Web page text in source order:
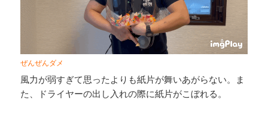
ぜんぜんダメ
風力が弱すぎて思ったよりも紙片が舞いあがらない。ま
た、ドライヤーの出し入れの際に紙片がこぼれる。